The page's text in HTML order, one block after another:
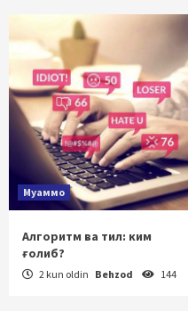
Муаммо
Алгоритм ва тил: ким
ғолиб?
2 kun oldin Behzod 144